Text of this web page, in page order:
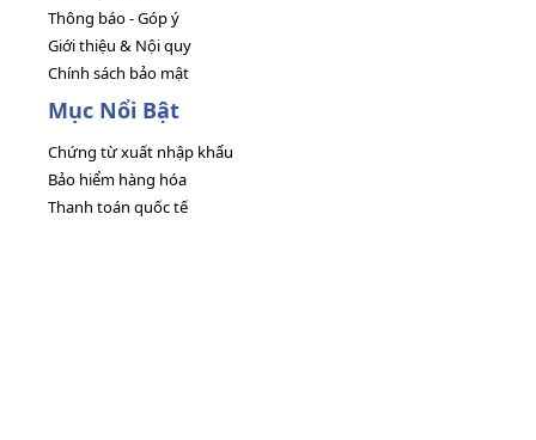
Thông báo - Góp ý
Giới thiệu & Nội quy
Chính sách bảo mật
Mục Nổi Bật
Chứng từ xuất nhập khẩu
Bảo hiểm hàng hóa
Thanh toán quốc tế